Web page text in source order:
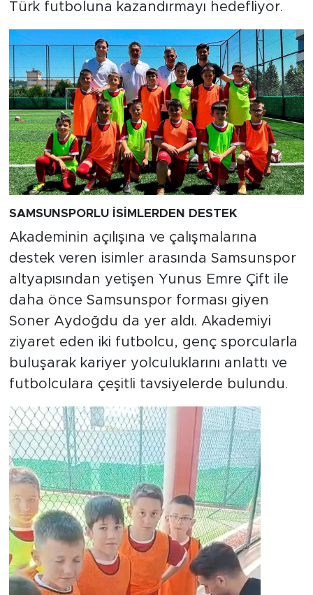
Türk futboluna kazandırmayı hedefliyor.
SAMSUNSPORLU İSİMLERDEN DESTEK
Akademinin açılışına ve çalışmalarına
destek veren isimler arasında Samsunspor
altyapısından yetişen Yunus Emre Çift ile
daha önce Samsunspor forması giyen
Soner Aydoğdu da yer aldı. Akademiyi
ziyaret eden iki futbolcu, genç sporcularla
buluşarak kariyer yolculuklarını anlattı ve
futbolculara çeşitli tavsiyelerde bulundu.